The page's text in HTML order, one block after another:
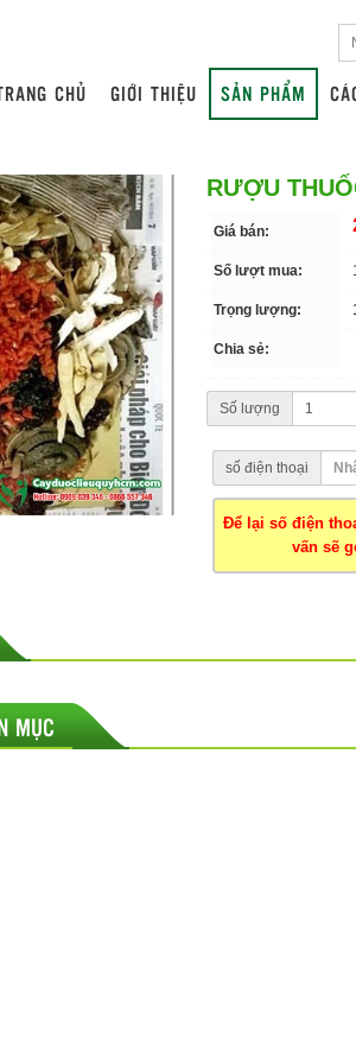
CHỦ GIỚI THIỆU SẢN PHẨM
RƯỢU
Giá bán:
Số lượt mua:
Trọng lượng:
Chia sẻ:
Số lượng
số điện thoại
Để lại số điện
vấn sẽ
MỤC